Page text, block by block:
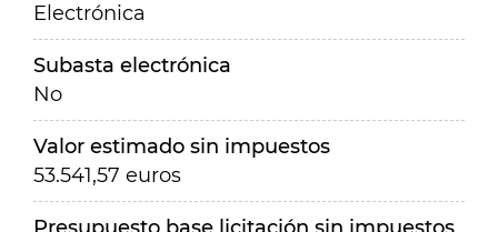
Electrónica
Subasta electrónica
No
Valor estimado sin impuestos
53.541,57 euros